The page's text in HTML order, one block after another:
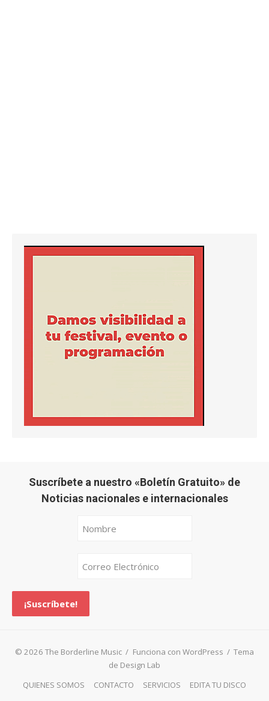
Suscríbete a nuestro «Boletín Gratuito» de
Noticias nacionales e internacionales
© 2026 The Borderline Music / Funciona con WordPress / Tema
de Design Lab
QUIENES SOMOS
CONTACTO SERVICIOS EDITA TU DISCO